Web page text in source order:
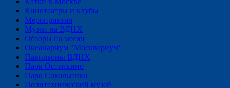
Кинотеатры и клубы
Мероприятия
Музеи на ВДНХ
Обзоры на месяц
Океанариум "Москвариум"
Павильоны ВДНХ
Парк Останкино
Парк Сокольники
Политехнический музей